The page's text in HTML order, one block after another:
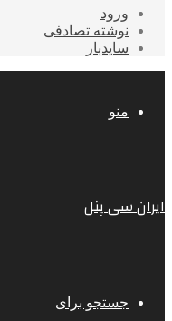
ورود
نوشته تصادفی
سایدبار
منو
ایران سی پنل
جستجو برای